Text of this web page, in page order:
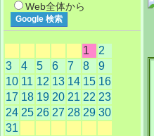
Web全体から
1
2
3
4 5 6 7 8
9
10 11 12 13 14 15 16
17 18 19 20 21 22 23
24 25 26 27 28 29 30
31